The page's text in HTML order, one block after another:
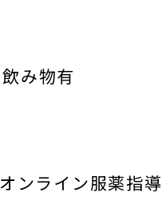
飲み物有
オンライン服薬指